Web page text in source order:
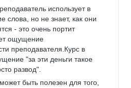
использует в
слова, но не знает, как они
- это очень портит
ощущение
преподавателя.Курс в
"за эти деньги такое
развод".
быть полезен для того,